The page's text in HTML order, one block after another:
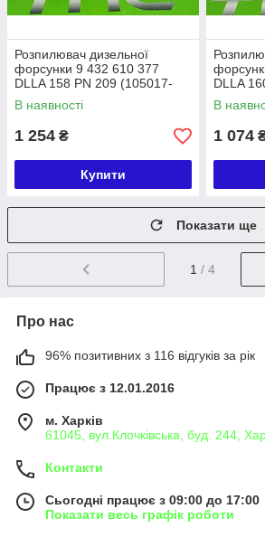
Розпилювач дизельної
форсунки 9 432 610 377
DLLA 158 PN 209 (105017-
2090) ZEXEL ISUZU
В наявності
1 254 ₴
Купити
DLLA
1410)
В
1 074
Показати ще
1 / 4
Про нас
96% позитивних з 116 відгуків за рік
Працює з 12.01.2016
м. Харків
61045, вул.Клочківська, буд. 244,
Контакти
Сьогодні працює з 09:00 до 17:00
Показати весь графік роботи